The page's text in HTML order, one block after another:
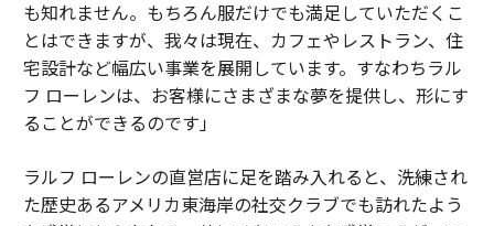
も知れません。もちろん服だけでも満足していただくこ
とはできますが、我々は現在、カフェやレストラン、住
宅設計など幅広い事業を展開しています。すなわちラル
フ ローレンは、お客様にさまざまな夢を提供し、形にす
ることができるのです」
ラルフ ローレンの直営店に足を踏み入れると、洗練され
た歴史あるアメリカ東海岸の社交クラブでも訪れたよう